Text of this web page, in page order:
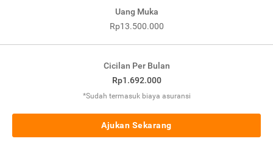
Uang Muka
Rp13.500.000
Cicilan Per Bulan
Rp1.692.000
*Sudah termasuk biaya asuransi
Ajukan Sekarang